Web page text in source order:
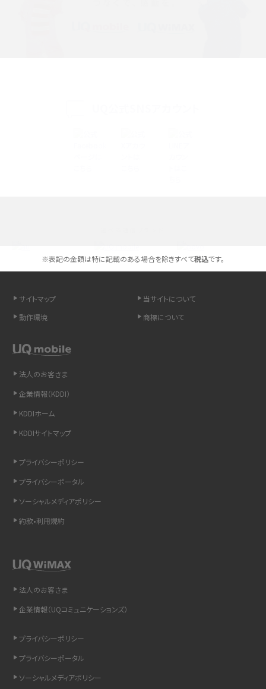
LINEの通知がこない時の原因と対処法9選！設定の確認手順も解説
非通知設定とは？184で電話をかける方法やiPhone・Androidの設定を解説
iCloudの使用容量を減らす9つの方法！使用状況の確認手順も紹介
リプライ機能とは？LINE、X（旧Twitter）、Instagram、TikTokで送る方法を解説
インスタのDMの送り方は？便利機能の使い方や注意点をわかりやすく解説
LINEで送信取り消しをする方法は？相手に知られるのか、削除との違いも紹介
詳しく解説
Wi-Fiを快適に使うための速度はどれくらい？用途別の目安・回線ごとの平均を
紹介
LINEの着信音や通知音の設定・変更方法を解説！鳴らない場合の対処法も紹介
着信拒否とは？設定方法やブロックした番号の確認方法を解説
※表記の金額は特に記載のある場合を除きすべて税込です。
サイトマップ
当サイトについて
動作環境
商標について
法人のお客さま
企業情報（KDDI）
KDDIホーム
KDDIサイトマップ
プライバシーポリシー
プライバシーポータル
ソーシャルメディアポリシー
約款•利用規約
法人のお客さま
企業情報（UQコミュニケーションズ）
プライバシーポリシー
プライバシーポータル
ソーシャルメディアポリシー